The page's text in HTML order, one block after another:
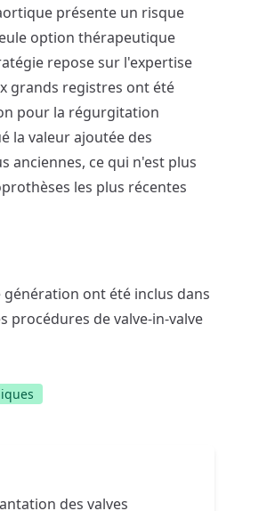
présente un risque
option thérapeutique
repose sur l'expertise
grands registres ont été
pour la régurgitation
la valeur ajoutée des
anciennes, ce qui n'est plus
les plus récentes
génération ont été inclus dans
procédures de valve-in-valve
des valves